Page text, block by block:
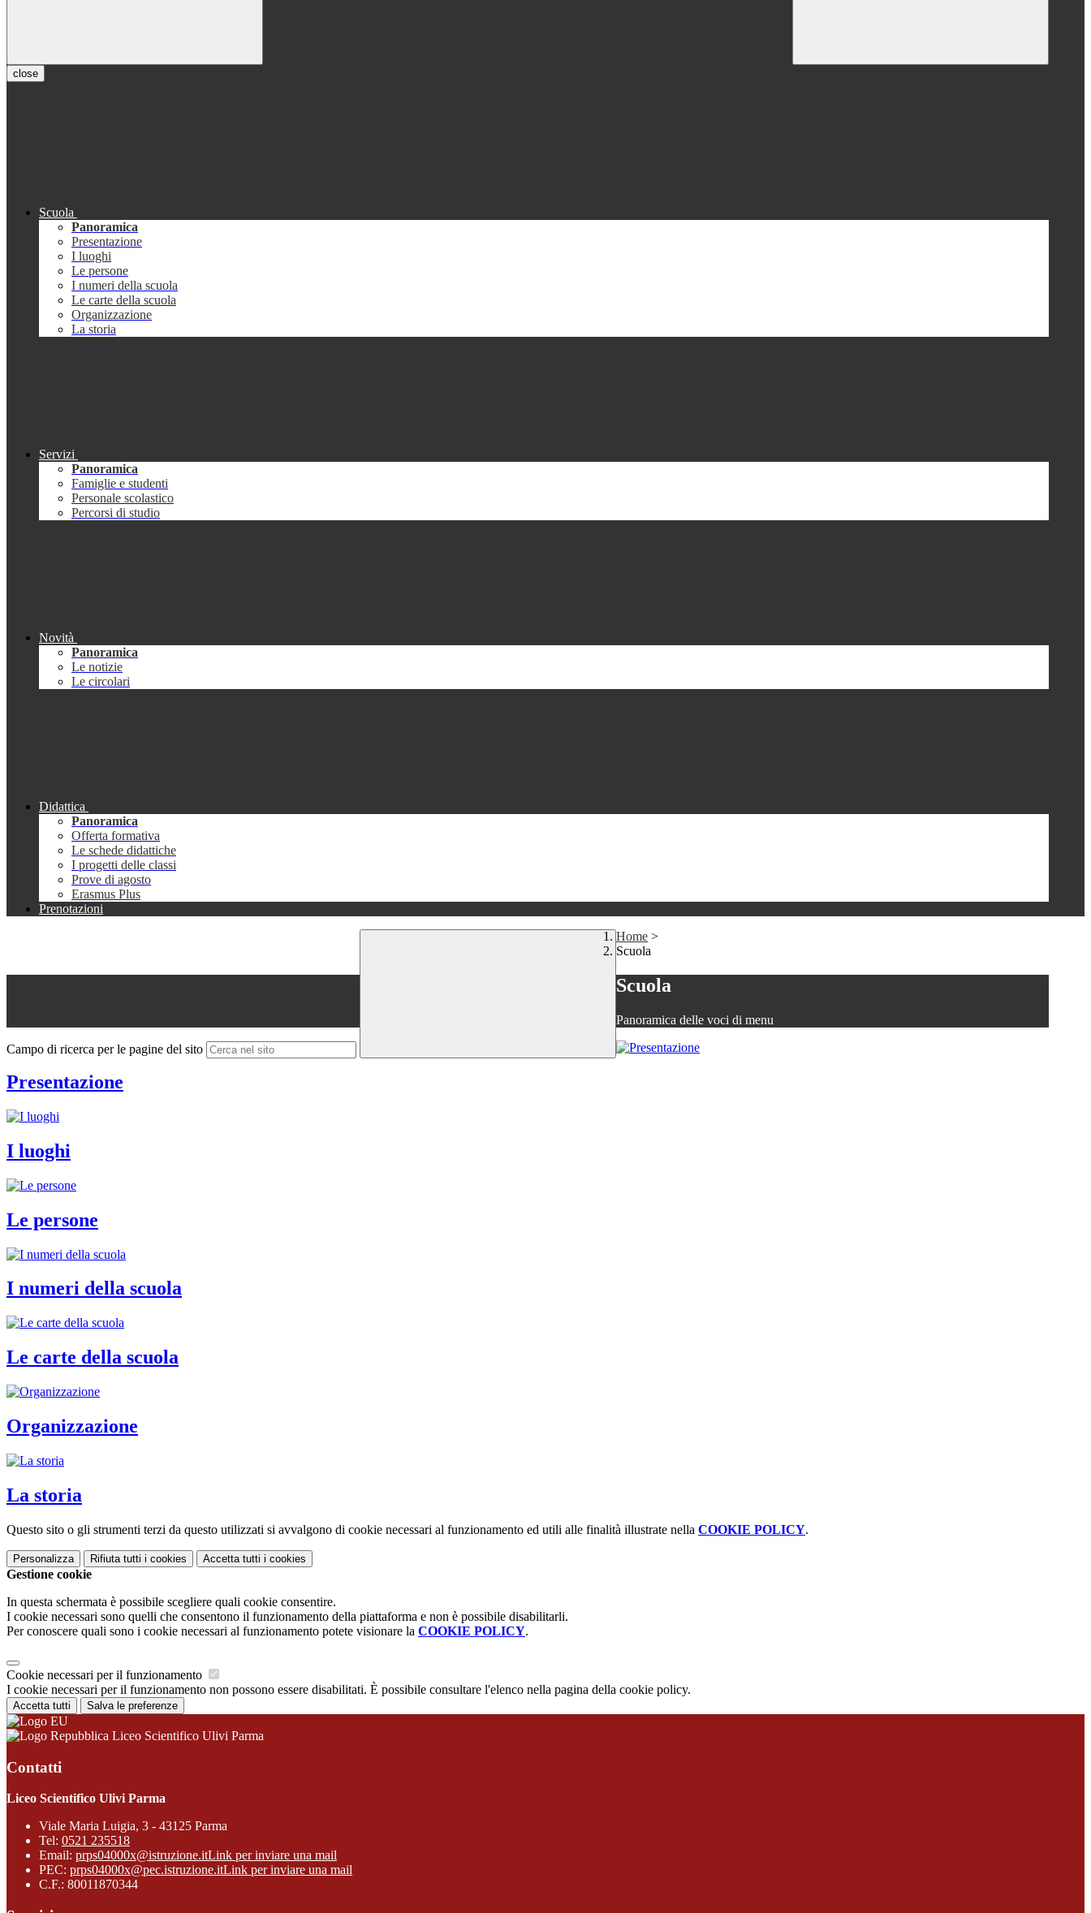
close
Scuola
Panoramica
Presentazione
I luoghi
Le persone
I numeri della scuola
Le carte della scuola
Organizzazione
La storia
Servizi
Panoramica
Famiglie e studenti
Personale scolastico
Percorsi di studio
Novità
Panoramica
Le notizie
Le circolari
Didattica
Panoramica
Offerta formativa
Le schede didattiche
I progetti delle classi
Prove di agosto
Erasmus Plus
Prenotazioni
Campo di ricerca per le pagine del sito
Home >
Scuola
Scuola
Panoramica delle voci di menu
Presentazione
I luoghi
Le persone
I numeri della scuola
Le carte della scuola
Organizzazione
La storia
Questo sito o gli strumenti terzi da questo utilizzati si avvalgono di cookie necessari al funzionamento ed utili alle finalità illustrate nella COOKIE POLICY.
Personalizza Rifiuta tutti i cookies Accetta tutti i cookies
Gestione cookie
In questa schermata è possibile scegliere quali cookie consentire.
I cookie necessari sono quelli che consentono il funzionamento della piattaforma e non è possibile disabilitarli.
Per conoscere quali sono i cookie necessari al funzionamento potete visionare la COOKIE POLICY.
Cookie necessari per il funzionamento
I cookie necessari per il funzionamento non possono essere disabilitati. È possibile consultare l'elenco nella pagina della cookie policy.
Accetta tutti Salva le preferenze
Liceo Scientifico Ulivi Parma
Contatti
Liceo Scientifico Ulivi Parma
Viale Maria Luigia, 3 - 43125 Parma
Tel: 0521 235518
Email: prps04000x@istruzione.itLink per inviare una mail
PEC: prps04000x@pec.istruzione.itLink per inviare una mail
C.F.: 80011870344